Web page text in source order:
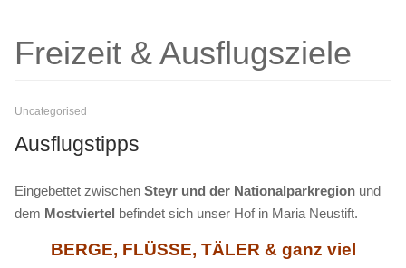
Freizeit & Ausflugsziele
Uncategorised
Ausflugstipps
Eingebettet zwischen Steyr und der Nationalparkregion und
dem Mostviertel befindet sich unser Hof in Maria Neustift.
BERGE, FLÜSSE, TÄLER & ganz viel